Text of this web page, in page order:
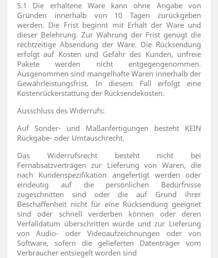
5.1 Die erhaltene Ware kann ohne Angabe von
Gründen innerhalb von 10 Tagen zurückgeben
werden. Die Frist beginnt mit Erhalt der Ware und
dieser Belehrung. Zur Wahrung der Frist genügt die
rechtzeitige Absendung der Ware. Die Rücksendung
erfolgt auf Kosten und Gefahr des Kunden, unfreie
Pakete werden nicht entgegengenommen.
Ausgenommen sind mangelhafte Waren innerhalb der
Gewährleistungsfrist. In diesem Fall erfolgt eine
Kostenrückerstattung der Rücksendekosten.
Ausschluss des Widerrufs:
Auf Sonder- und Maßanfertigungen besteht KEIN
Rückgabe- oder Umtauschrecht.
Das Widerrufsrecht besteht nicht bei
Fernabsatzverträgen zur Lieferung von Waren, die
nach Kundenspezifikation angefertigt werden oder
eindeutig auf die persönlichen Bedürfnisse
zugeschnitten sind oder die auf Grund ihrer
Beschaffenheit nicht für eine Rücksendung geeignet
sind oder schnell verderben können oder deren
Verfalldatum überschritten würde und zur Lieferung
von Audio- oder Videoaufzeichnungen oder von
Software, sofern die gelieferten Datenträger vom
Verbraucher entsiegelt worden sind